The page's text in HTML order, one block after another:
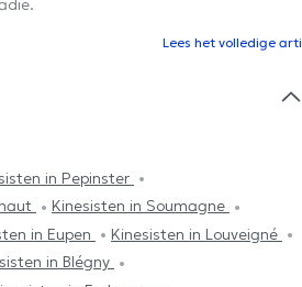
Lees het volledige
in Pepinster
Kinesisten in Soumagne
in Eupen
Kinesisten in Louveigné
in Blégny